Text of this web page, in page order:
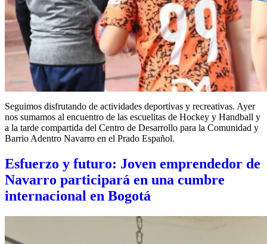
Seguimos disfrutando de actividades deportivas y recreativas. Ayer
nos sumamos al encuentro de las escuelitas de Hockey y Handball y
a la tarde compartida del Centro de Desarrollo para la Comunidad y
Barrio Adentro Navarro en el Prado Español.
Esfuerzo y futuro: Joven emprendedor de
Navarro participará en una cumbre
internacional en Bogotá